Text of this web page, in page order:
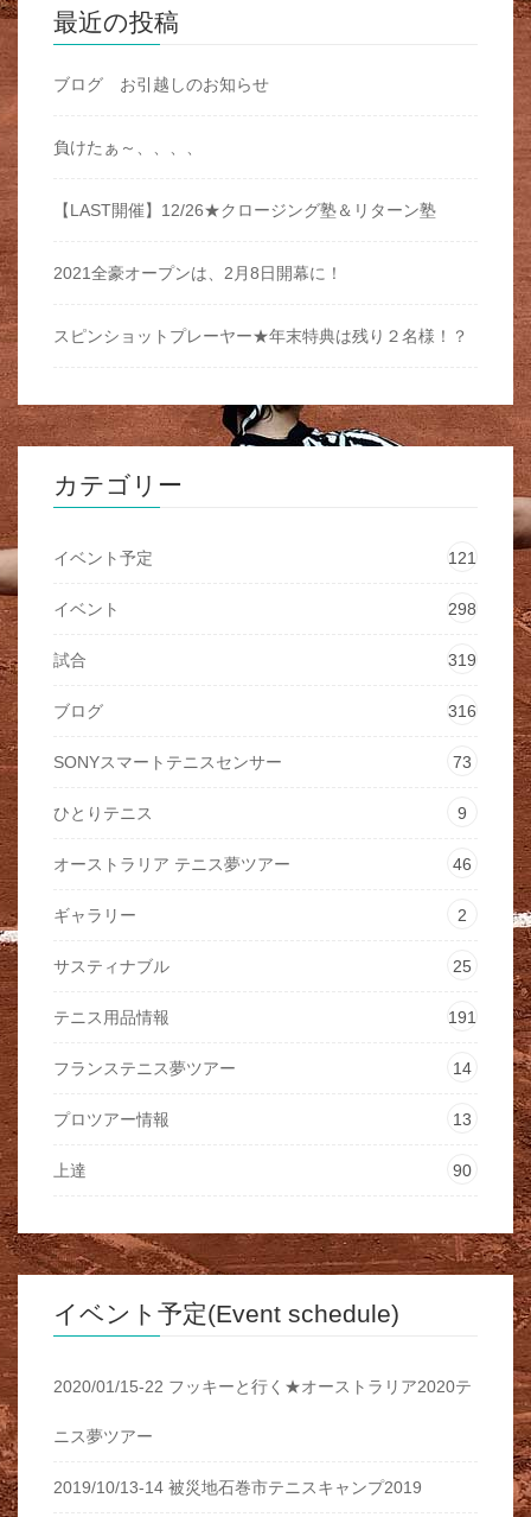
最近の投稿
ブログ お引越しのお知らせ
負けたぁ～、、、、
【LAST開催】12/26★クロージング塾＆リターン塾
2021全豪オープンは、2月8日開幕に！
スピンショットプレーヤー★年末特典は残り２名様！？
カテゴリー
イベント予定 121
イベント 298
試合 319
ブログ 316
SONYスマートテニスセンサー 73
ひとりテニス 9
オーストラリア テニス夢ツアー 46
ギャラリー 2
サスティナブル 25
テニス用品情報 191
フランステニス夢ツアー 14
プロツアー情報 13
上達 90
イベント予定(Event schedule)
2020/01/15-22 フッキーと行く★オーストラリア2020テ
ニス夢ツアー
2019/10/13-14 被災地石巻市テニスキャンプ2019